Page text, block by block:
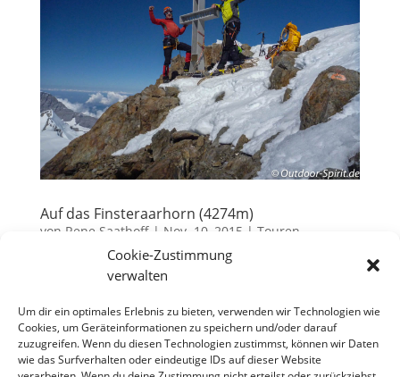
Cookie-Zustimmung
verwalten
Um dir ein optimales Erlebnis zu bieten, verwenden wir Technologien wie
Cookies, um Geräteinformationen zu speichern und/oder darauf
zuzugreifen. Wenn du diesen Technologien zustimmst, können wir Daten
wie das Surfverhalten oder eindeutige IDs auf dieser Website
Auf das Finsteraarhorn (4274m)
von Rene Saathoff| Nov. 10, 2015 | Touren
In diesem Jahr ist aus unserer spätsommerlichen
geworden. Angesichts der Ziele, die wir uns gesteckt
hatten, lag unser Augenmerk auf einer anständigen
Akklimatisierung. Sehr gut kann ich mich an die
Probleme in der Höhe...